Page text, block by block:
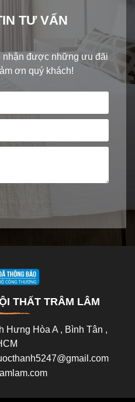
TƯ VẤN
nhận được những ưu đãi
ơn quý khách!
THẤT TRÂM LÂM
Hưng Hòa A , Bình Tân ,